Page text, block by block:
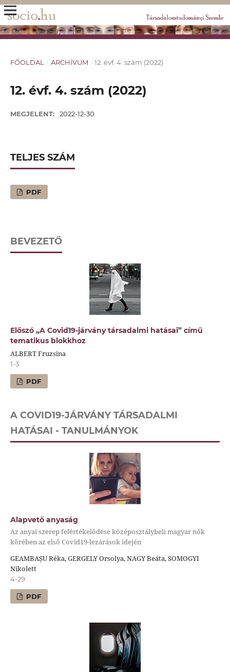
FŐOLDAL / ARCHÍVUM / 12. évf. 4. szám (2022)
12. évf. 4. szám (2022)
MEGJELENT: 2022-12-30
TELJES SZÁM
PDF
BEVEZETŐ
Előszó „A Covid19-járvány társadalmi hatásai” című
tematikus blokkhoz
ALBERT Fruzsina
1-3
PDF
A COVID19-JÁRVÁNY TÁRSADALMI
HATÁSAI - TANULMÁNYOK
Alapvető anyaság
Az anyai szerep felértékelődése középosztálybeli magyar nők
körében az első Covid19-lezárások idején
GEAMBAȘU Réka, GERGELY Orsolya, NAGY Beáta, SOMOGYI
Nikolett
4-29
PDF